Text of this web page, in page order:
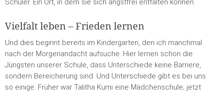
Schüler. Ein Ort, in dem sie sich angstfrei entfalten können.
Vielfalt leben – Frieden lernen
Und dies beginnt bereits im Kindergarten, den ich manchmal
nach der Morgenandacht aufsuche. Hier lernen schon die
Jüngsten unserer Schule, dass Unterschiede keine Barriere,
sondern Bereicherung sind. Und Unterschiede gibt es bei uns
so einige. Früher war Talitha Kumi eine Mädchenschule; jetzt